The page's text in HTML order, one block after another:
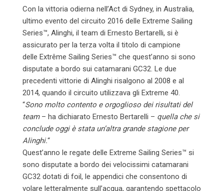
Con la vittoria odierna nell’Act di Sydney, in Australia,
ultimo evento del circuito 2016 delle Extreme Sailing
Series™, Alinghi, il team di Ernesto Bertarelli, si è
assicurato per la terza volta il titolo di campione
delle Extrême Sailing Series™ che quest’anno si sono
disputate a bordo sui catamarani GC32. Le due
precedenti vittorie di Alinghi risalgono al 2008 e al
2014, quando il circuito utilizzava gli Extreme 40.
“Sono molto contento e orgoglioso dei risultati del
team– ha dichiarato Ernesto Bertarelli – quella che si
conclude oggiè stata un’altra grande stagione per
Alinghi.“
Quest’anno le regate delle Extreme Sailing Series™ si
sono disputate a bordo dei velocissimi catamarani
GC32 dotati di foil, le appendici che consentono di
volare letteralmente sull’acqua, garantendo spettacolo